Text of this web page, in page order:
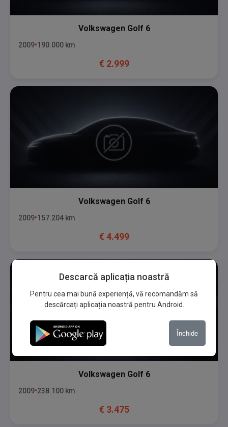
Volkswagen Golf 6
2009 190.000 km
€ 2.999
Volkswagen Golf 6
2009 157.204 km
€ 4.499
Volkswagen Golf 6
2009 238.100 km
€ 3.475
Descarcă aplicația noastră
Pentru cea mai bună experiență, vă recomandăm să
descărcați aplicația noastră pentru Android.
Închide